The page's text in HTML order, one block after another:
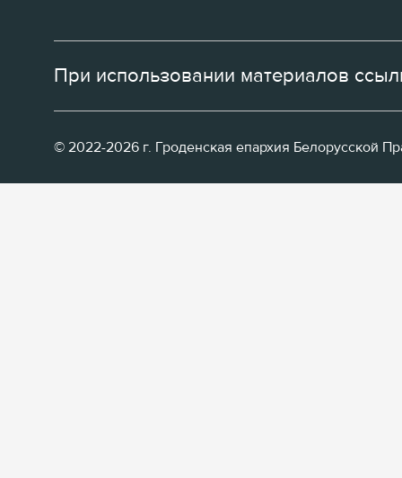
При использовании материалов
© 2022-2026 г. Гроденская епархия Белорусской